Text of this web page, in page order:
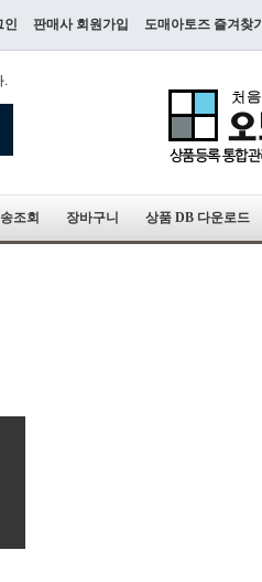
인 판매사 회원가입 도매아토즈 즐겨찾기
.
조회 장바구니 상품 DB 다운로드